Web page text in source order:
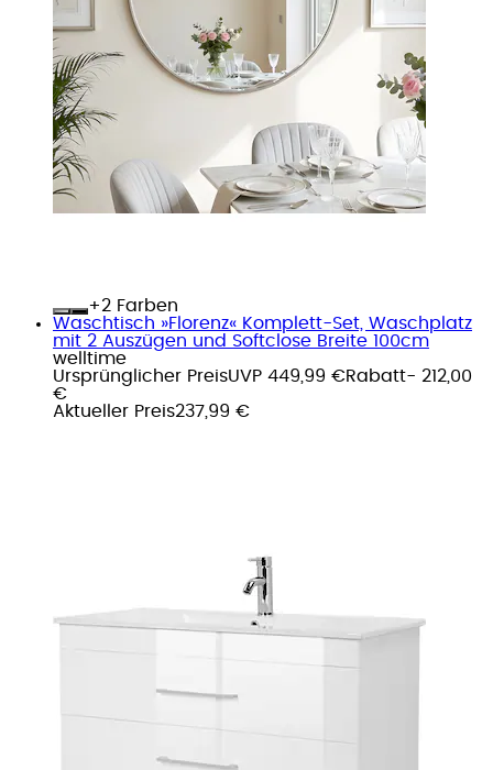
+
Farben
Waschtisch »Florenz« Komplett-Set, Waschplatz
mit 2 Auszügen und Softclose Breite 100cm
welltime
Ursprünglicher PreisUVP 449,99 €Rabatt- 212,00
€
Aktueller Preis237,99 €